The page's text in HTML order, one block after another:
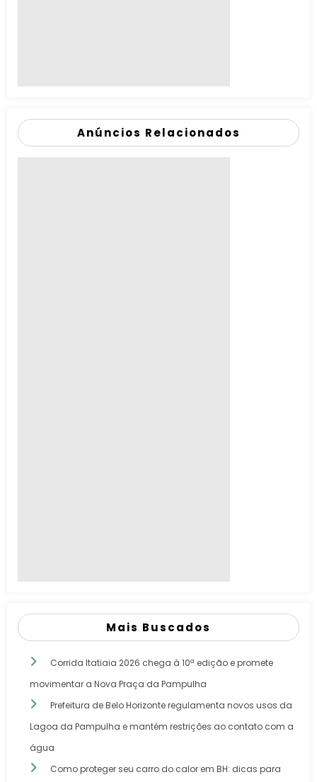
Anúncios Relacionados
Mais Buscados
Corrida Itatiaia 2026 chega à 10ª edição e promete
movimentar a Nova Praça da Pampulha
Prefeitura de Belo Horizonte regulamenta novos usos da
Lagoa da Pampulha e mantém restrições ao contato com a
água
Como proteger seu carro do calor em BH: dicas para